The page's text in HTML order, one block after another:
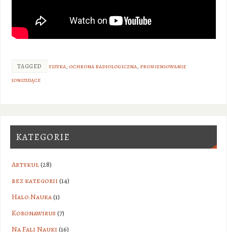
TAGGED fizyka, ochrona radiologiczna, promieniowanie
jonizujące
KATEGORIE
Artykuł(28)
bez kategorii (14)
Halo.Nauka(1)
Koronawirus (7)
Na Fali Nauki (16)